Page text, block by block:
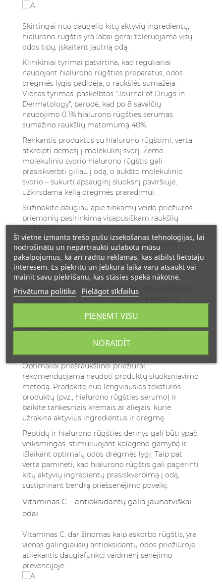
Skirtingai nuo daugelio kitų aktyvių ingredientų,
hialurono rūgštis yra labai gerai toleruojama visų
odos tipų, įskaitant jautrią odą.
Klinikiniai tyrimai patvirtina, kad reguliariai
naudojant hialurono rūgšties preparatus, odos
drėgmės lygis padidėja, o raukšlės sumažėja.
Vienas tyrimas, paskelbtas "Journal of Drugs in
Dermatology", parodė, kad po 8 savaičių
naudojimo 0,1% hialurono rūgšties serumas
sumažino raukšlių matomumą 40%.
Renkantis produktus su hialurono rūgštimi, verta
atkreipti dėmesį į molekulinį svorį. Žemo
molekulinio svorio hialurono rūgštis gali
prasiskverbti giliau į odą, o aukšto molekulinio
svorio – sukurti apsauginį sluoksnį paviršiuje,
užkirsdama kelią drėgmės praradimui.
Sužinokite daugiau apie tinkamų veido priežiūros
priemonių pasirinkimą visapusiškam raukšlių
Hialurono rūgšties derinimas su kitais priešsenėjimo
ingredientais
Hialurono rūgštis yra universalus ingredientas,
puikiai derantis su dauguma kitų odos priežiūros
komponentų. Ji gali būti naudojama kartu su
poveikį. Vitaminas C ir hialurono rūgštis sukuria
galingą antioksidacinį ir drėkinantį derinį,
padedantį kovoti su laisvaisiais radikalais ir išlaikyti
Optimaliai priešraukšlinei priežiūrai
rekomenduojama naudoti produktų sluoksniavimo
metodą. Pradėkite nuo lengviausios tekstūros
produktų (pvz., hialurono rūgšties serumo) ir
baikite tankesniais kremais ar aliejais, kurie
užrakina aktyvius ingredientus ir drėgmę.
Peptidų ir hialurono rūgšties derinys gali būti ypač
veiksmingas, stimuliuojant kolageno gamybą ir
išlaikant optimalų odos drėgmės lygį. Taip pat
verta paminėti, kad hialurono rūgštis gali pagerinti
kitų aktyvių ingredientų prasiskverbimą į odą,
sustiprinant bendrą priešsenėjimo poveikį.
Vitaminas C – antioksidantų galia jaunatviškai
odai
Vitaminas C, dar žinomas kaip askorbo rūgštis, yra
vienas galingiausių antioksidantų odos priežiūroje,
atliekantis daugiafunkcį vaidmenį senėjimo
prevencijoje.
Šī vietne izmanto trešo pušu izsekošanas tehnoloģijas, lai
nodrošinātu un nepārtraukti uzlabotu mūsu
pakalpojumus, kā arī rādītu reklāmas, kas atbilst lietotāju
interesēm. Es piekrītu un jebkurā laikā varu atsaukt vai
mainīt savu piekrišanu, kas stāsies spēkā nākotnē.
Privātuma politika Pielāgot sīkfailus
NORAIDĪT
PIEŅEMT VISU